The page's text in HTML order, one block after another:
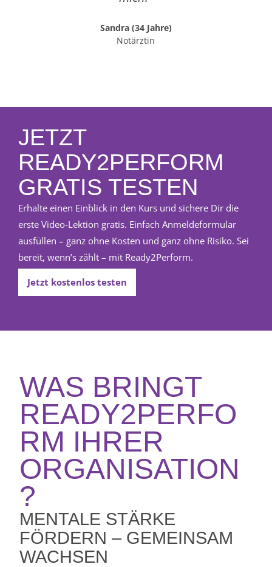
Sandra (34 Jahre)
Notärztin
JETZT
READY2PERFORM
GRATIS TESTEN
Erhalte einen Einblick in den Kurs und sichere Dir die
erste Video-Lektion gratis. Einfach Anmeldeformular
ausfüllen – ganz ohne Kosten und ganz ohne Risiko. Sei
bereit, wenn’s zählt – mit Ready2Perform.
Jetzt kostenlos testen
WAS BRINGT
READY2PERFO
RM IHRER
ORGANISATION
?
MENTALE STÄRKE
FÖRDERN – GEMEINSAM
WACHSEN